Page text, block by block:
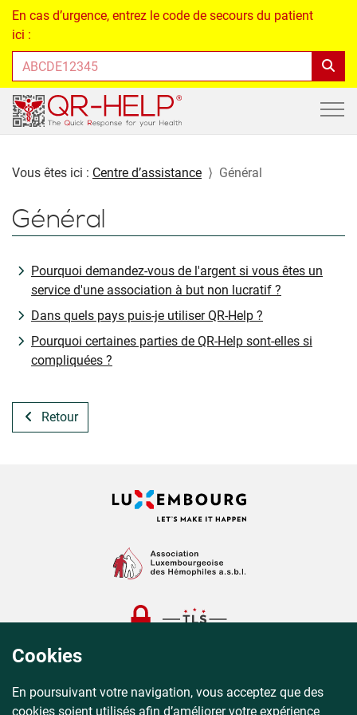
En cas d’urgence, entrez le code de secours du patient
ici :
Vous êtes ici : Centre d’assistance Général
Général
Pourquoi demandez-vous de l'argent si vous êtes un
service d'une association à but non lucratif ?
Dans quels pays puis-je utiliser QR-Help ?
Pourquoi certaines parties de QR-Help sont-elles si
compliquées ?
Retour
Cookies
En poursuivant votre navigation, vous acceptez que des
cookies soient utilisés afin d’améliorer votre expérience